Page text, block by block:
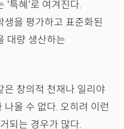
'특혜'로 여겨진다.
생을 평가하고 표준화된
대량 생산하는
은 창의적 천재나 일리야
올 수 없다. 오히려 이런
되는 경우가 많다.